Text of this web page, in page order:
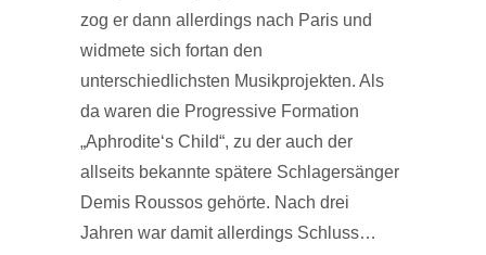
zog er dann allerdings nach Paris und
widmete sich fortan den
unterschiedlichsten Musikprojekten. Als
da waren die Progressive Formation
„Aphrodite‘s Child“, zu der auch der
allseits bekannte spätere Schlagersänger
Demis Roussos gehörte. Nach drei
Jahren war damit allerdings Schluss…